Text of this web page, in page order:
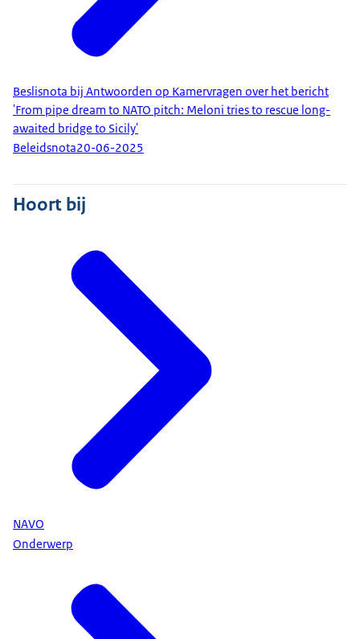
Beslisnota bij Antwoorden op Kamervragen over het bericht
'From pipe dream to NATO pitch: Meloni tries to rescue long-
awaited bridge to Sicily'
Beleidsnota20-06-2025
Hoort bij
NAVO
Onderwerp